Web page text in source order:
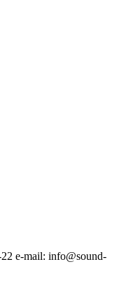
e-mail: info@sound-